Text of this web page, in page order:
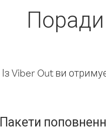
Із Viber Out ви
Пакети